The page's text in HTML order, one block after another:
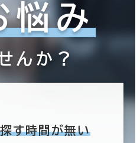
悩み
んか？
す時間が無い